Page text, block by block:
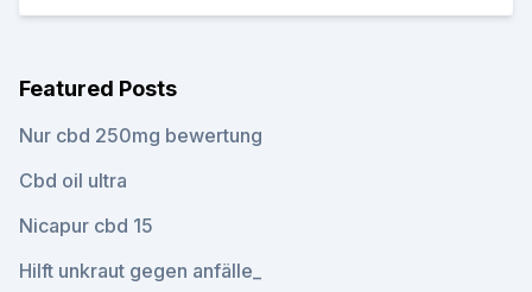
Featured Posts
Nur cbd 250mg bewertung
Cbd oil ultra
Nicapur cbd 15
Hilft unkraut gegen anfälle_